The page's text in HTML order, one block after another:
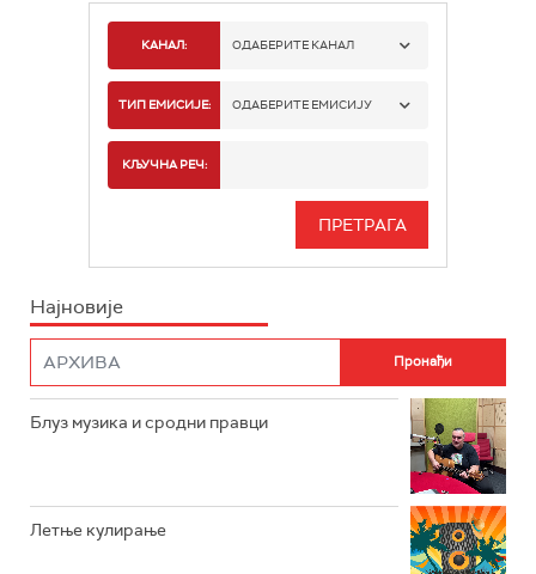
КАНАЛ: ОДАБЕРИТЕ КАНАЛ
РАДИО БЕОГРАД 1
РАДИО БЕОГРАД 3
РАДИО РОКЕНРОЛЕР
РАДИО ЏЕЗЕР
ТИП ЕМИСИЈЕ: ОДАБЕРИТЕ ЕМИСИЈУ
ИНФО
КЉУЧНА РЕЧ:
Најновије
Блуз музика и сродни правци
Летње кулирање